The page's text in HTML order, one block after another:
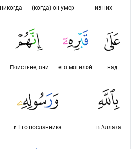
из них
(когда) он умер
никогда
над
его могилой
Поистине, они
в Аллаха
и Его посланника